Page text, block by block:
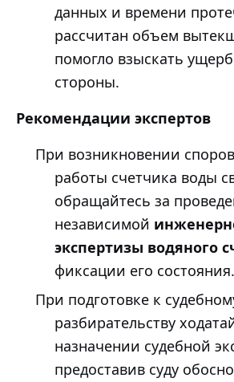
данных и времени
рассчитан объем
помогло взыскать
стороны.
Рекомендации экспертов
При возникновении
работы счетчика воды
обращайтесь за
независимой
экспертизы водяного
фиксации его состояния.
При подготовке к
разбирательству
назначении судебной
предоставив суду